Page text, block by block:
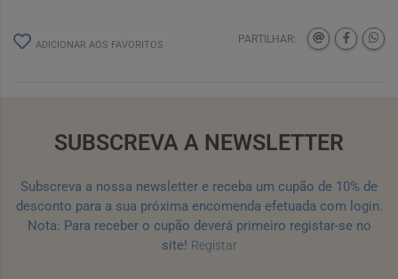
ADICIONAR AOS FAVORITOS PARTILHAR:
SUBSCREVA A NEWSLETTER
Subscreva a nossa newsletter e receba um cupão de 10% de
desconto para a sua próxima encomenda efetuada com login.
Nota: Para receber o cupão deverá primeiro registar-se no
site! Registar